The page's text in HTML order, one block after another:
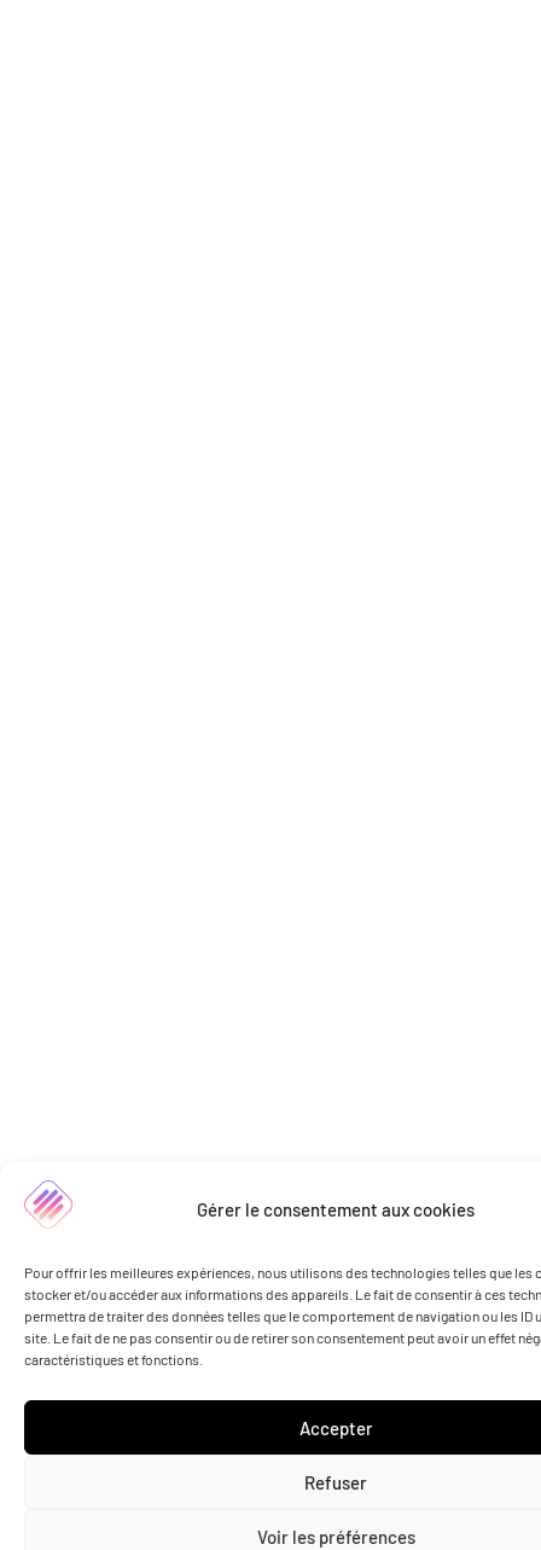
Gérer le consentement aux cookies
Pour offrir les meilleures expériences, nous utilisons des technologies telles que les
stocker et/ou accéder aux informations des appareils. Le fait de consentir à ces
permettra de traiter des données telles que le comportement de navigation ou les ID
site. Le fait de ne pas consentir ou de retirer son consentement peut avoir un effet
caractéristiques et fonctions.
Accepter
Refuser
Voir les préférences